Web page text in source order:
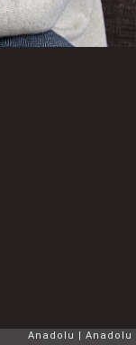
Anadolu Anadolu